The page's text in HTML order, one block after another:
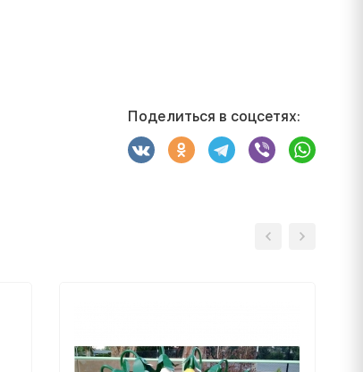
Поделиться в соцсетях: